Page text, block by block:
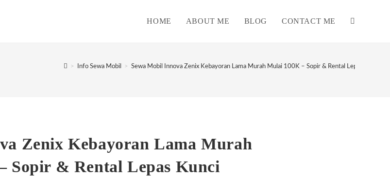
HOME ABOUT ME BLOG CONTACT ME
WEBSITE
> Info Sewa Mobil > Sewa Mobil Innova Zenix Kebayoran Lama Murah Mulai 100K – Sopir & Rental Lepas Kunci
Zenix Kebayoran Lama Murah
Sopir & Rental Lepas Kunci